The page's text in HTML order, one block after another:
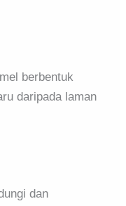
berbentuk
daripada laman
dan